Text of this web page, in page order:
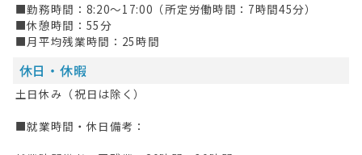
■勤務時間：8:20～17:00（所定労働時間：7時間45分）
■休憩時間：55分
■月平均残業時間：25時間
休日・休暇
土日休み（祝日は除く）
■就業時間・休日備考：